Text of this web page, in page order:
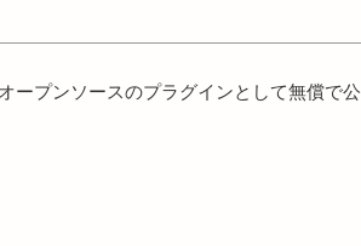
ープンソースのプラグインとして無償で公